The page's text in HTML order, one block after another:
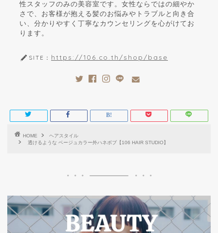
性スタッフのみの美容室です。女性ならではの細やか
さで、お客様が抱える髪のお悩みやトラブルと向き合
い、分かりやすく丁寧なカウンセリングを心がけてお
ります。
SITE： https://106.co.th/shop/base
HOME
ヘアスタイル
透けるような ベージュカラー外ハネボブ️【106 HAIR STUDIO】